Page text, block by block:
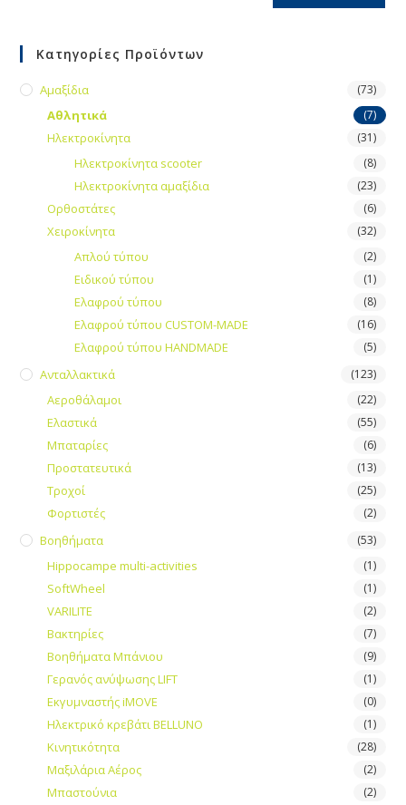
Κατηγορίες Προϊόντων
Αμαξίδια (73)
Αθλητικά (7)
Ηλεκτροκίνητα (31)
Ηλεκτροκίνητα scooter (8)
Ηλεκτροκίνητα αμαξίδια (23)
Ορθοστάτες (6)
Χειροκίνητα (32)
Απλού τύπου (2)
Ειδικού τύπου (1)
Ελαφρού τύπου (8)
Ελαφρού τύπου CUSTOM-MADE (16)
Ελαφρού τύπου HANDMADE (5)
Ανταλλακτικά (123)
Αεροθάλαμοι (22)
Ελαστικά (55)
Μπαταρίες (6)
Προστατευτικά (13)
Τροχοί (25)
Φορτιστές (2)
Βοηθήματα (53)
Hippocampe multi-activities (1)
SoftWheel (1)
VARILITE (2)
Βακτηρίες (7)
Βοηθήματα Μπάνιου (9)
Γερανός ανύψωσης LIFT (1)
Εκγυμναστής iMOVE (0)
Ηλεκτρικό κρεβάτι BELLUNO (1)
Κινητικότητα (28)
Μαξιλάρια Αέρος (2)
Μπαστούνια (2)